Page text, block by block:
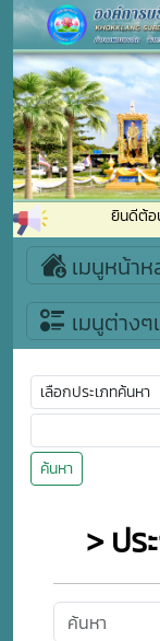
ยินดีต้อ
เมนูหน้า
เมนูต่าง
ค้นหา
> ปร